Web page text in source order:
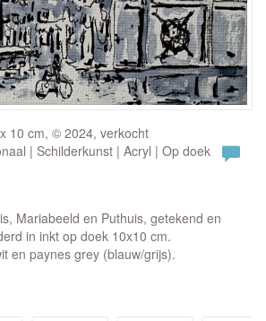
10 cm, © 2024, verkocht
| Schilderkunst | Acryl | Op doek
Mariabeeld en Puthuis, getekend en
in inkt op doek 10x10 cm.
en paynes grey (blauw/grijs).